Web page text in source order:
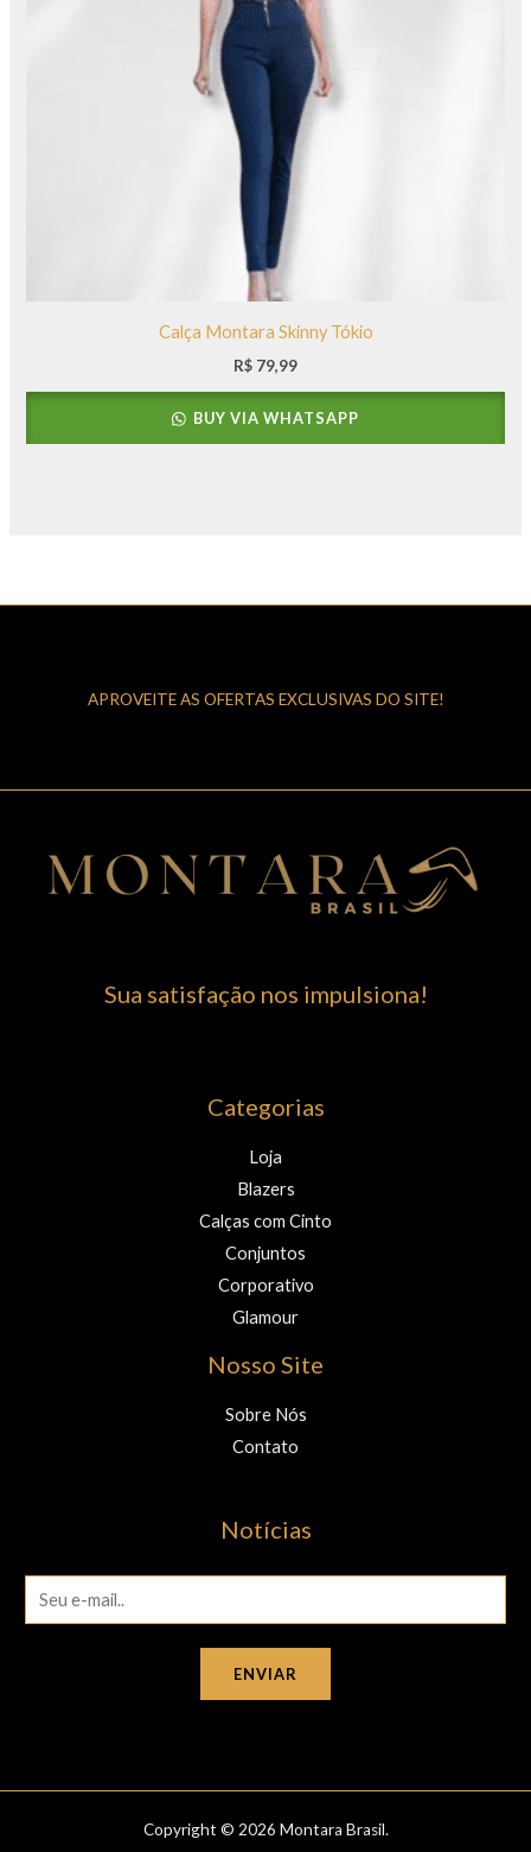
Calça Montara Skinny Tókio
R$ 79,99
BUY VIA WHATSAPP
APROVEITE AS OFERTAS EXCLUSIVAS DO SITE!
Sua satisfação nos impulsiona!
Categorias
Loja
Blazers
Calças com Cinto
Conjuntos
Corporativo
Glamour
Nosso Site
Sobre Nós
Contato
Notícias
m
ENVIAR
Copyright © 2026 Montara Brasil.